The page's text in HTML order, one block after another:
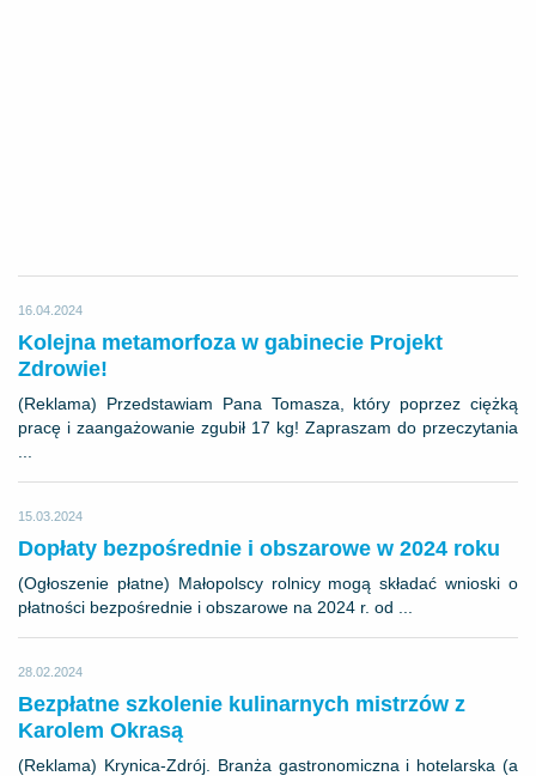
16.04.2024
Kolejna metamorfoza w gabinecie Projekt
Zdrowie!
(Reklama) Przedstawiam Pana Tomasza, który poprzez ciężką
pracę i zaangażowanie zgubił 17 kg! Zapraszam do przeczytania
15.03.2024
Dopłaty bezpośrednie i obszarowe w 2024 roku
(Ogłoszenie płatne) Małopolscy rolnicy mogą składać wnioski o
płatności bezpośrednie i obszarowe na 2024 r. od ...
28.02.2024
Bezpłatne szkolenie kulinarnych mistrzów z
Karolem Okrasą
(Reklama) Krynica-Zdrój. Branża gastronomiczna i hotelarska (a